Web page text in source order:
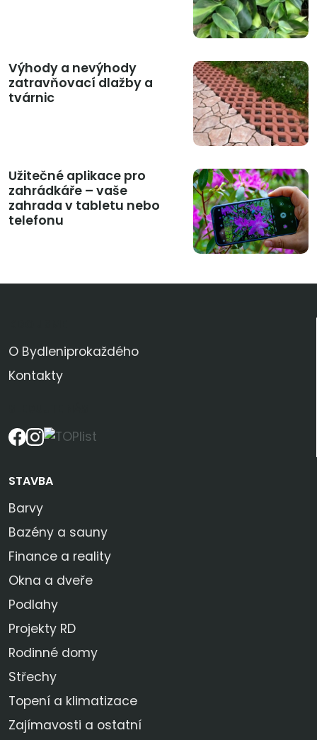
Výhody a nevýhody
zatravňovací dlažby a
tvárnic
Užitečné aplikace pro
zahrádkáře – vaše
zahrada v tabletu nebo
telefonu
O Bydleniprokaždého
Kontakty
STAVBA
Barvy
Bazény a sauny
Finance a reality
Okna a dveře
Podlahy
Projekty RD
Rodinné domy
Střechy
Topení a klimatizace
Zajímavosti a ostatní